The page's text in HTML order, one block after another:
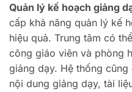
Quản lý kế hoạch giảng
cấp khả năng quản lý kế
hiệu quả. Trung tâm có
công giáo viên và phòng
giảng dạy. Hệ thống
nội dung giảng dạy, tài